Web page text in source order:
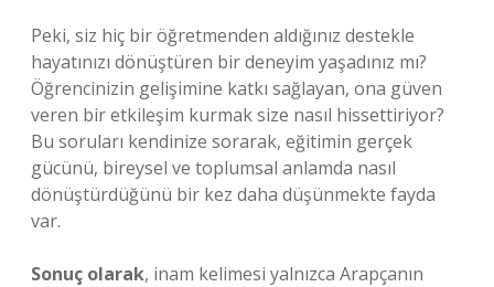
Peki, siz hiç bir öğretmenden aldığınız destekle
hayatınızı dönüştüren bir deneyim yaşadınız mı?
Öğrencinizin gelişimine katkı sağlayan, ona güven
veren bir etkileşim kurmak size nasıl hissettiriyor?
Bu soruları kendinize sorarak, eğitimin gerçek
gücünü, bireysel ve toplumsal anlamda nasıl
dönüştürdüğünü bir kez daha düşünmekte fayda
var.
Sonuç olarak, inam kelimesi yalnızca Arapçanın